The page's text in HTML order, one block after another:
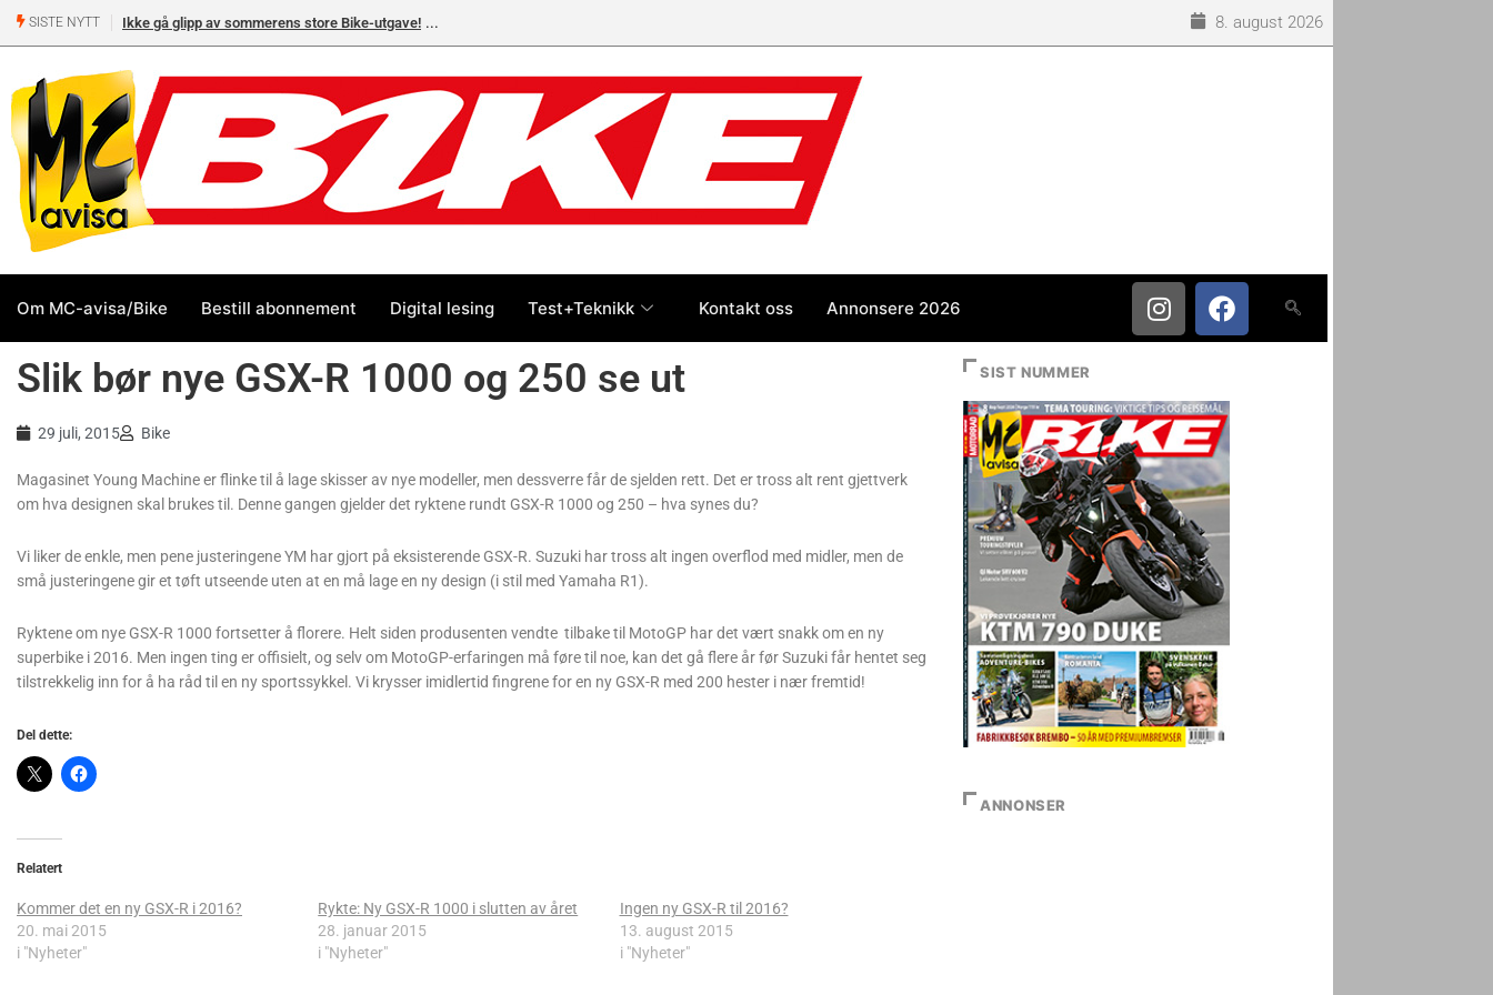
SISTE NYTT Ikke gå glipp av sommerens store Bike-utgave! 8. august 2026
Om MC-avisa/Bike Bestill abonnement Digital lesing Test+Teknikk Kontakt oss Annonsere 2026
Slik bør nye GSX-R 1000 og 250 se ut
29 juli, 2015 Bike
Magasinet Young Machine er flinke til å lage skisser av nye modeller, men dessverre får de sjelden rett. Det er tross alt rent gjettverk
om hva designen skal brukes til. Denne gangen gjelder det ryktene rundt GSX-R 1000 og 250 – hva synes du?
Vi liker de enkle, men pene justeringene YM har gjort på eksisterende GSX-R. Suzuki har tross alt ingen overflod med midler, men de
små justeringene gir et tøft utseende uten at en må lage en ny design (i stil med Yamaha R1).
Ryktene om nye GSX-R 1000 fortsetter å florere. Helt siden produsenten vendte tilbake til MotoGP har det vært snakk om en ny
superbike i 2016. Men ingen ting er offisielt, og selv om MotoGP-erfaringen må føre til noe, kan det gå flere år før Suzuki får hentet seg
tilstrekkelig inn for å ha råd til en ny sportssykkel. Vi krysser imidlertid fingrene for en ny GSX-R med 200 hester i nær fremtid!
Del dette:
Relatert
Kommer det en ny GSX-R i 2016?
20. mai 2015
i "Nyheter"
Rykte: Ny GSX-R 1000 i slutten av året
28. januar 2015
i "Nyheter"
Ingen ny GSX-R til 2016?
13. august 2015
i "Nyheter"
SIST NUMMER
ANNONSER